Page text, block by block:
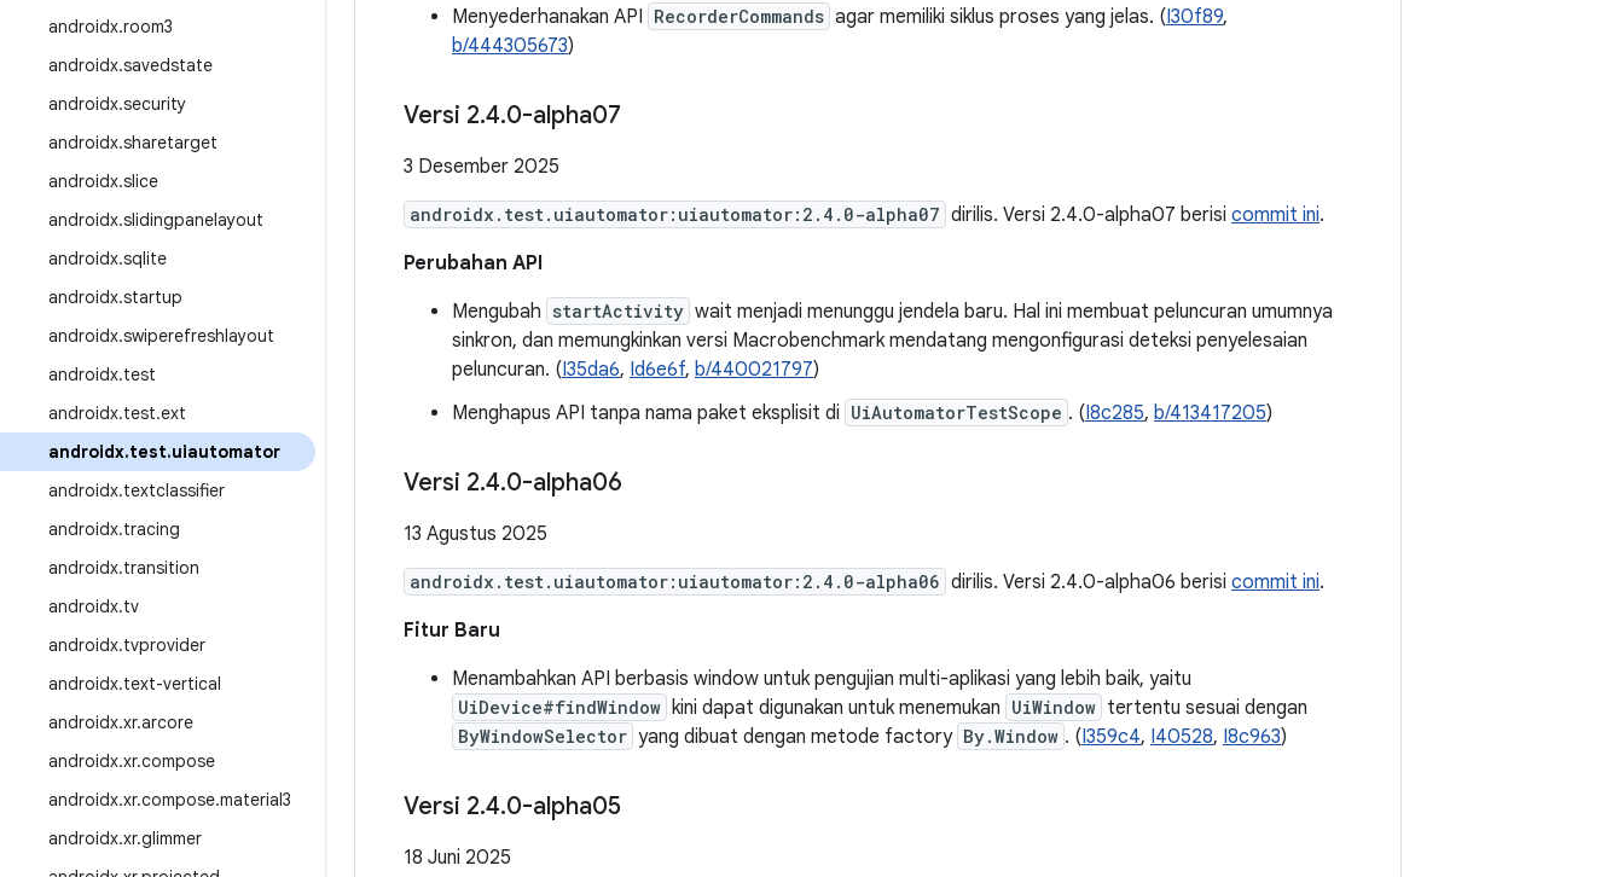
androidx.room3
androidx.savedstate
androidx.security
androidx.sharetarget
androidx.slice
androidx.slidingpanelayout
androidx.sqlite
androidx.startup
androidx.swiperefreshlayout
androidx.test
androidx.test.ext
androidx.test.uiautomator
androidx.textclassifier
androidx.tracing
androidx.transition
androidx.tv
androidx.tvprovider
androidx.text-vertical
androidx.xr.arcore
androidx.xr.compose
androidx.xr.compose.material3
androidx.xr.glimmer
Menyederhanakan API RecorderCommands agar memiliki siklus proses yang jelas. (I30f89,
b/444305673)
Versi 2.4.0-alpha07
3 Desember 2025
androidx.test.uiautomator:uiautomator:2.4.0-alpha07 dirilis. Versi 2.4.0-alpha07 berisi commit ini.
Perubahan API
Mengubah startActivity wait menjadi menunggu jendela baru. Hal ini membuat peluncuran umumnya
sinkron, dan memungkinkan versi Macrobenchmark mendatang mengonfigurasi deteksi penyelesaian
peluncuran. (I35da6, Id6e6f, b/440021797)
Menghapus API tanpa nama paket eksplisit di UiAutomatorTestScope . (I8c285, b/413417205)
Versi 2.4.0-alpha06
13 Agustus 2025
androidx.test.uiautomator:uiautomator:2.4.0-alpha06 dirilis. Versi 2.4.0-alpha06 berisi commit ini.
Fitur Baru
Menambahkan API berbasis window untuk pengujian multi-aplikasi yang lebih baik, yaitu
UiDevice#findWindow kini dapat digunakan untuk menemukan UiWindow tertentu sesuai dengan
ByWindowSelector yang dibuat dengan metode factory By.Window . (I359c4, I40528, I8c963)
Versi 2.4.0-alpha05
18 Juni 2025